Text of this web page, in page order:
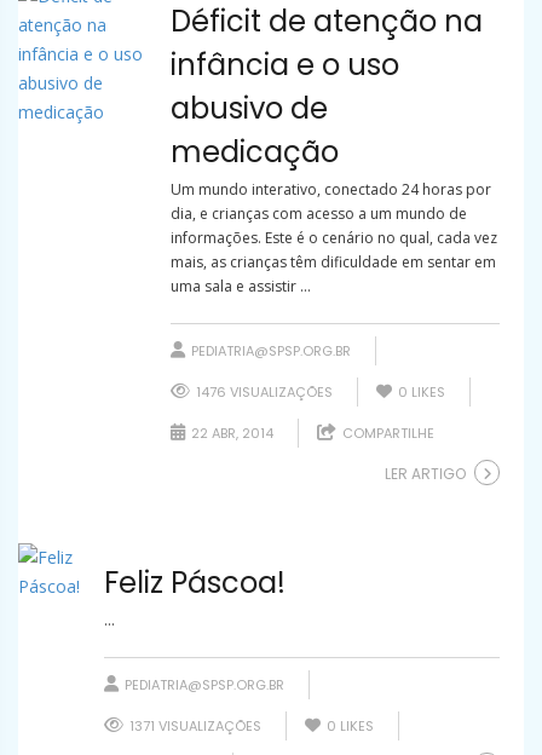
Déficit de atenção na
infância e o uso
abusivo de
medicação
Um mundo interativo, conectado 24 horas por
dia, e crianças com acesso a um mundo de
informações. Este é o cenário no qual, cada vez
mais, as crianças têm dificuldade em sentar em
uma sala e assistir ...
PEDIATRIA@SPSP.ORG.BR
1476 VISUALIZAÇÕES 0 LIKES
22 ABR, 2014 COMPARTILHE
LER ARTIGO
Feliz Páscoa!
...
PEDIATRIA@SPSP.ORG.BR
1371 VISUALIZAÇÕES 0 LIKES